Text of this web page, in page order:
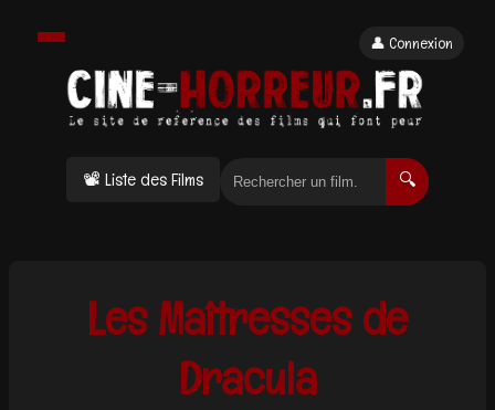
📽 Liste des Films 🔍
👤 Connexion
Les Maîtresses de
Dracula